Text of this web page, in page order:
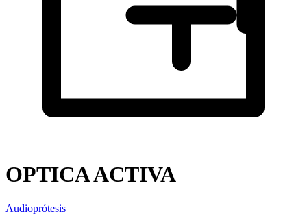
OPTICA ACTIVA
Audioprótesis